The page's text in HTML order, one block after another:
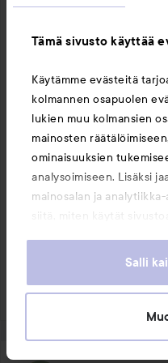
Tämä sivusto käyttää
Käytämme evästeitä
kolmannen osapuolen
lukien muu kolmansien
mainosten
ominaisuuksien
analysoimiseen. Lisäksi
mainosalan ja
heille tai joita on
evästeiden käytön.
Salli
#barefacedkit
2 TUOTETTA JULKAISUSSA
OHITA OSIO
Kirjaudu